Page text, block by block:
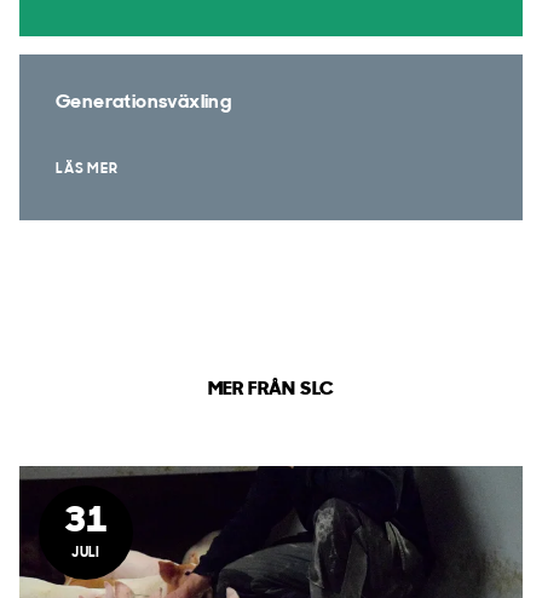
Generationsväxling
LÄS MER
MER FRÅN SLC
31
JULI